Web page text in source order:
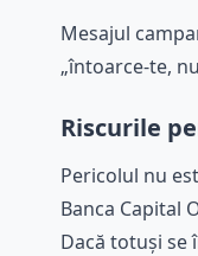
Mesajul
„întoarce-te,
Riscurile
Pericolul nu
Banca Capital
Dacă totuși se